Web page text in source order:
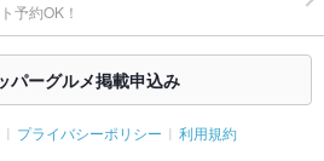
予約OK！
パーグルメ掲載申込み
プライバシーポリシー 利用規約